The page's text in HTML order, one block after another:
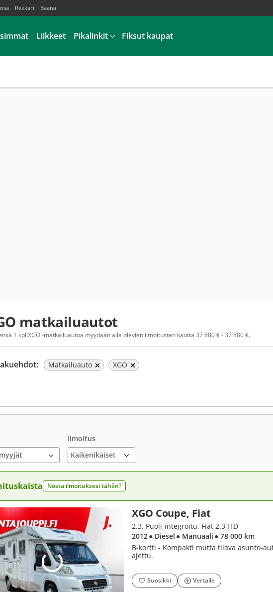
Rekkari Baana
Liikkeet Pikalinkit Fiksut kaupat
matkailuautot
1 kpl XGO -matkailuautoa myydään alla olevien ilmoitusten kautta 37 880 € - 37 880 €.
Matkailuauto XGO
Ilmoitus
Nosta ilmoituksesi tähän?
XGO Coupe, Fiat
2.3, Puoli-integroitu, Fiat 2.3 JTD
2012● Diesel ● Manuaali ● 78 000 km
B-kortti - Kompakti mutta tilava asunto-
ajettu.
Suosikki Vertaile